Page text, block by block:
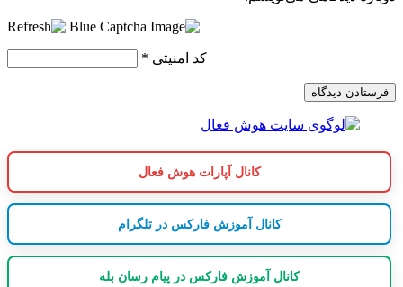
کد امنیتی *
کانال آپارات هوش فعال
کانال آموزش فارکس در تلگرام
کانال آموزش فارکس در پیام رسان بله